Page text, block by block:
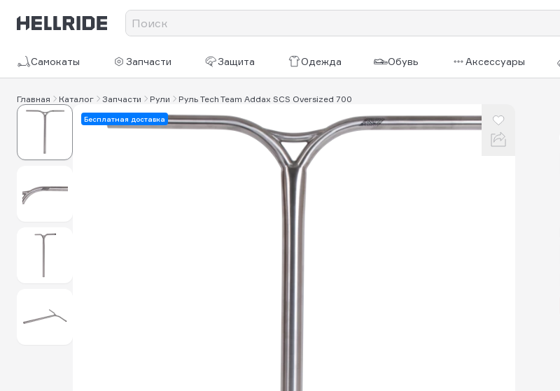
Самокаты Запчасти Защита Одежда Обувь Аксессуары
Главная Каталог Запчасти Рули Руль Tech Team Addax SCS Oversized 700
Бесплатная доставка